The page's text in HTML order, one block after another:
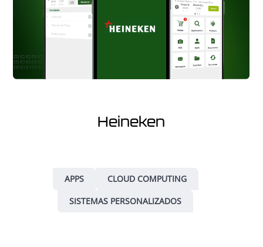
Heineken
APPS
CLOUD COMPUTING
SISTEMAS PERSONALIZADOS